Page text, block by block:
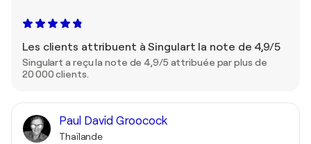
Les clients attribuent à Singulart la note de 4,9/5
Singulart a reçu la note de 4,9/5 attribuée par plus de
20 000 clients.
Paul David Groocock
Thaïlande